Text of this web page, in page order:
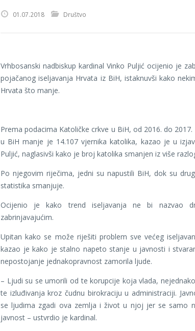
01.07.2018 Društvo
Vrhbosanski nadbiskup kardinal Vinko Puljić ocijenio je
pojačanog iseljavanja Hrvata iz BiH, istaknuvši kako
Hrvata što manje.
Prema podacima Katoličke crkve u BiH, od 2016. do
u BiH manje je 14.107 vjernika katolika, kazao je u
Puljić, naglasivši kako je broj katolika smanjen iz više
Po njegovim riječima, jedni su napustili BiH, dok su
statistika smanjuje.
Ocijenio je kako trend iseljavanja ne bi nazvao
zabrinjavajućim.
Upitan kako se može riješiti problem sve većeg
kazao je kako je stalno napeto stanje u javnosti i
nepostojanje jednakopravnost zamorila ljude.
– Ljudi su se umorili od te korupcije koja vlada,
te izluđivanja kroz čudnu birokraciju u administraciji.
se ljudima zgadi ova zemlja i život u njoj jer se samo
javnost – ustvrdio je kardinal.